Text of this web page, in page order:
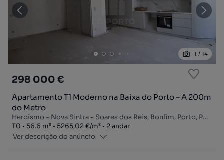
1 / 14
298 000 €
Apartamento T1 Moderno na Baixa do Porto – A 200m
do Metro
Heroísmo - Nova Sintra - Soares dos Reis, Bonfim, Porto, Porto
Tipologia
T0
Zona56.6 m²
Preço por metro quadrado
5265,02 €/m²
Andar
2 andar
Ver descrição do anúncio